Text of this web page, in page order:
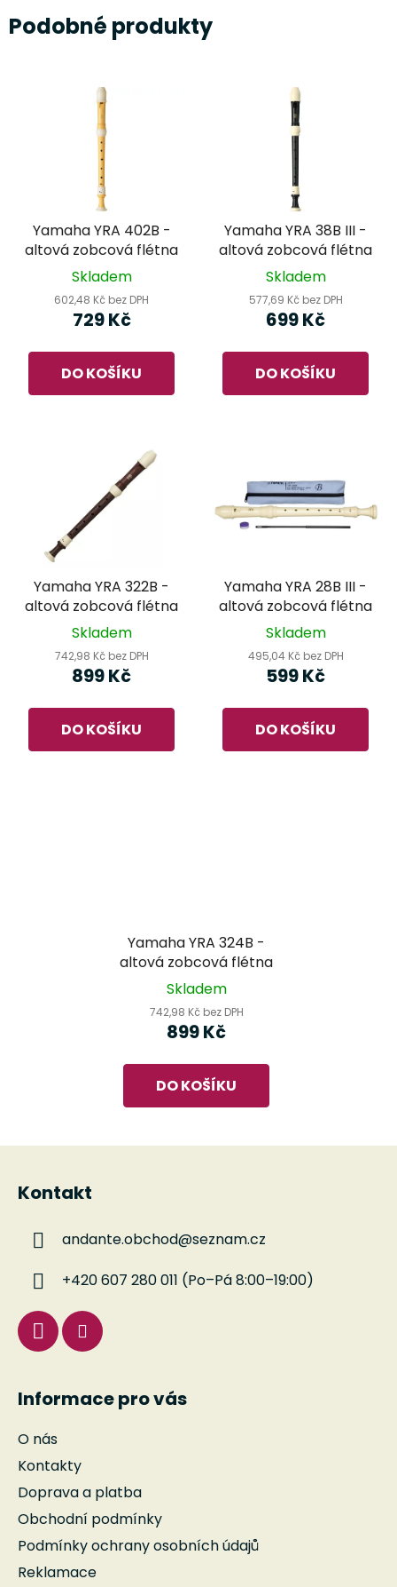
Podobné produkty
Yamaha YRA 402B -
altová zobcová flétna
Skladem
602,48 Kč bez DPH
729 Kč
DO KOŠÍKU
Yamaha YRA 38B III -
altová zobcová flétna
Skladem
577,69 Kč bez DPH
699 Kč
DO KOŠÍKU
Yamaha YRA 322B -
altová zobcová flétna
Skladem
742,98 Kč bez DPH
899 Kč
DO KOŠÍKU
Yamaha YRA 28B III -
altová zobcová flétna
Skladem
495,04 Kč bez DPH
599 Kč
DO KOŠÍKU
Yamaha YRA 324B -
altová zobcová flétna
Skladem
742,98 Kč bez DPH
899 Kč
DO KOŠÍKU
Kontakt
andante.obchod@seznam.cz
+420 607 280 011 (Po–Pá 8:00–19:00)
Informace pro vás
O nás
Kontakty
Doprava a platba
Obchodní podmínky
Podmínky ochrany osobních údajů
Reklamace